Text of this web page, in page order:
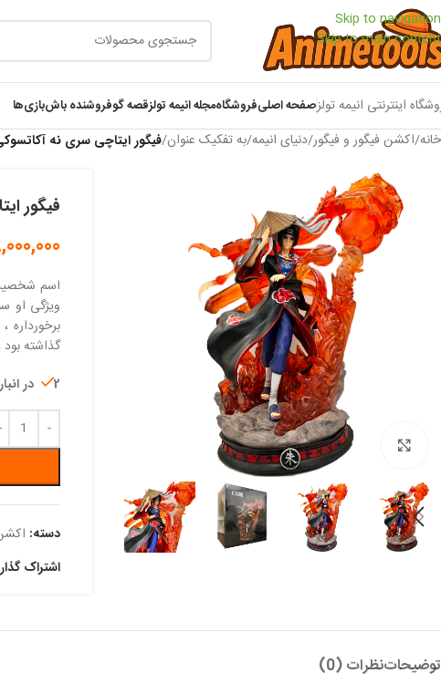
Skip to navigation
Skip to main content
اینترنتی انیمه تولزصفحه اصلیفروشگاهمجله انیمه تولزقصه گوفروشنده باشبازی‌ها
خانه/اکشن فیگور و فیگور/دنیای انیمه/به تفکیک عنوان/فیگور ایتاچی سری نه
بزرگنمایی تصویر
فیگور
اسم
ویژگی او
گذاشته بود
2 در انبار
دسته:
اشتراک
توضیحاتنظرات (0)